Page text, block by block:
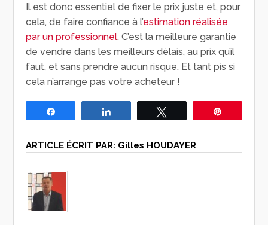
Il est donc essentiel de fixer le prix juste et, pour
cela, de faire confiance à l’estimation réalisée
par un professionnel. C’est la meilleure garantie
de vendre dans les meilleurs délais, au prix qu’il
faut, et sans prendre aucun risque. Et tant pis si
cela n’arrange pas votre acheteur !
ARTICLE ÉCRIT PAR: Gilles HOUDAYER